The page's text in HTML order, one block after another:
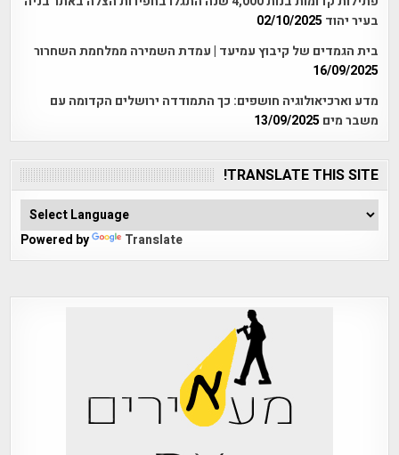
בעיר יהוד 02/10/2025
בית הגמדים של קיבוץ עמיעד | עמדת השמירה ממלחמת השחרור
16/09/2025
מדע וארכיאולוגיה חושפים: כך התמודדה ירושלים הקדומה עם
משבר מים 13/09/2025
TRANSLATE THIS SITE!
Powered by Translate